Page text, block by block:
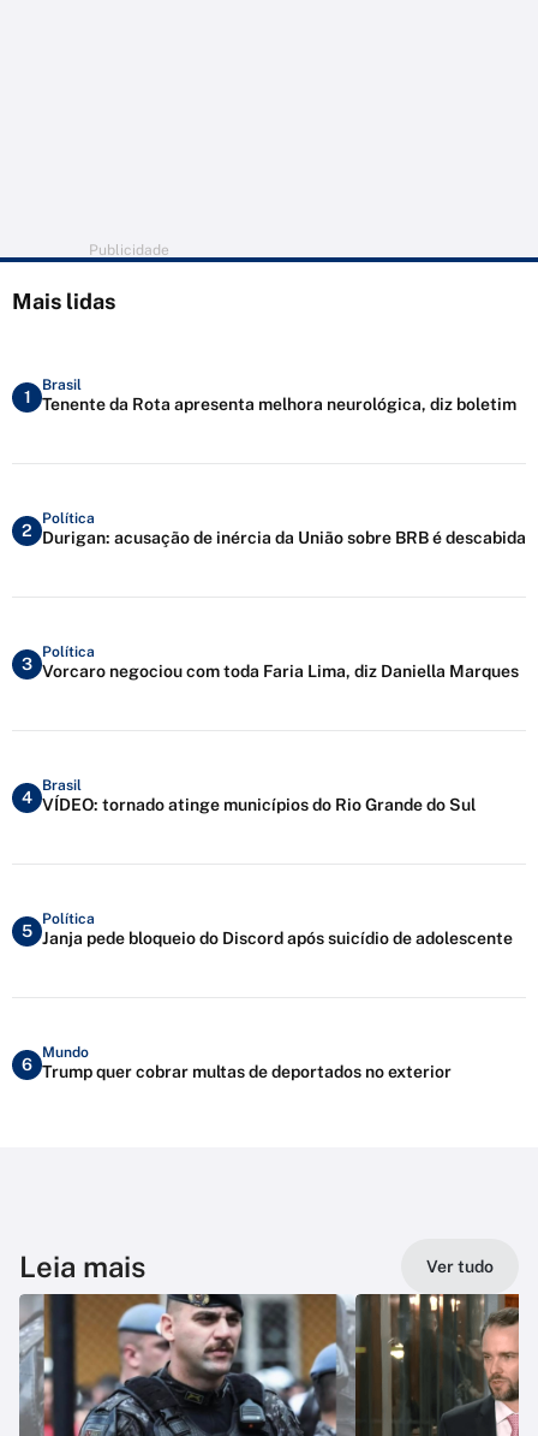
Publicidade
Mais lidas
1
Brasil
Tenente da Rota apresenta melhora neurológica, diz boletim
2
Política
Durigan: acusação de inércia da União sobre BRB é descabida
3
Política
Vorcaro negociou com toda Faria Lima, diz Daniella Marques
4
Brasil
VÍDEO: tornado atinge municípios do Rio Grande do Sul
5
Política
Janja pede bloqueio do Discord após suicídio de adolescente
6
Mundo
Trump quer cobrar multas de deportados no exterior
Leia mais Ver tudo